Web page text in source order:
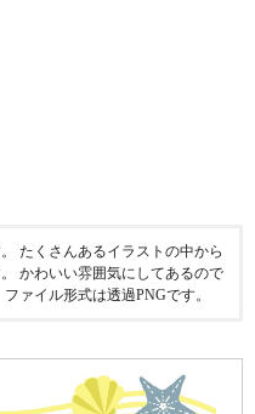
たくさんあるイラストの中から
かわいい雰囲気にしてあるので
ァイル形式は透過PNGです。